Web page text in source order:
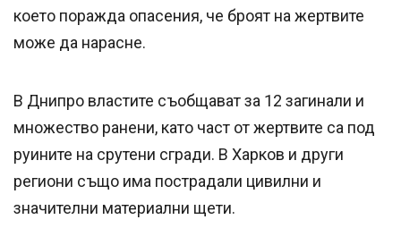
което поражда опасения, че броят на жертвите
може да нарасне.
В Днипро властите съобщават за 12 загинали и
множество ранени, като част от жертвите са под
руините на срутени сгради. В Харков и други
региони също има пострадали цивилни и
значителни материални щети.